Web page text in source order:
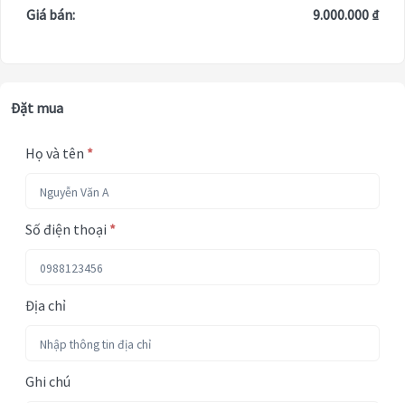
Giá bán: 9.000.000 ₫
Đặt mua
Họ và tên *
Số điện thoại *
Địa chỉ
Ghi chú